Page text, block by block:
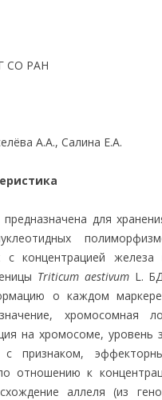
СО РАН
А.А., Салина Е.А.
для
с концентрацией
Triticum aestivumL. БД
о каждом
хромосомная
на хромосоме, уровень
с признаком,
отношению к
аллеля (из